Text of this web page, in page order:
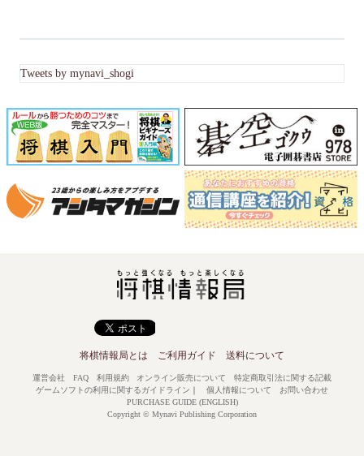
Tweets by mynavi_shogi
将棋情報局とは ご利用ガイド 送料について
運営会社 FAQ 利用規約 オンライン販売について
特定商取引法に関する記載
ゲームソフトの利用に関するガイドライン ｜ 個人情報について
お問い合わせ
PURCHASE GUIDE (ENGLISH)
Copyright © Mynavi Publishing Corporation